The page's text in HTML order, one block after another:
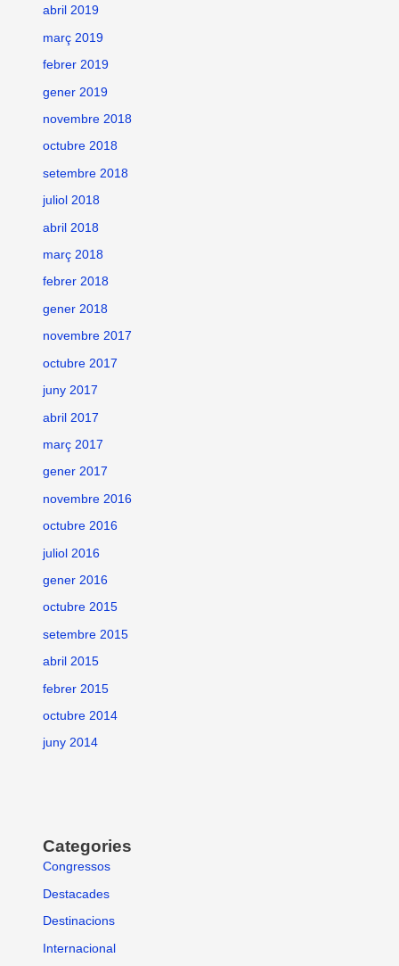
abril 2019
març 2019
febrer 2019
gener 2019
novembre 2018
octubre 2018
setembre 2018
juliol 2018
abril 2018
març 2018
febrer 2018
gener 2018
novembre 2017
octubre 2017
juny 2017
abril 2017
març 2017
gener 2017
novembre 2016
octubre 2016
juliol 2016
gener 2016
octubre 2015
setembre 2015
abril 2015
febrer 2015
octubre 2014
juny 2014
Categories
Congressos
Destacades
Destinacions
Internacional